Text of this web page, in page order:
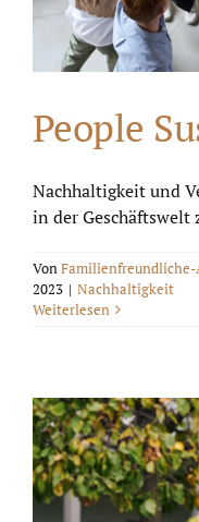
People
Nachhaltigkeit und
in der
VonFamilienfreundliche-
2023 | Nachhaltigkeit
Weiterlesen